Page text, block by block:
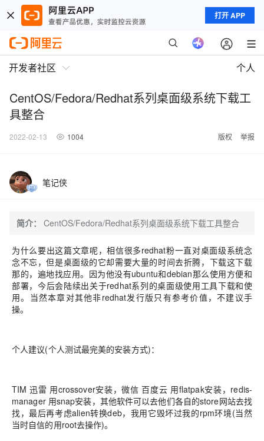
打开 APP
开发者社区 个人
CentOS/Fedora/Redhat系列桌面级系统下载工
具整合
2022-02-13 1004 版权 举报
笔记侠
简介： CentOS/Fedora/Redhat系列桌面级系统下载工具整合
为什么要出这篇文章呢，相信很多redhat粉一直对桌面级系统念
念不忘，但是桌面级的它却需要大量的时间去折腾，下载这下载
那的，遍地找应用。因为他没有ubuntu和debian那么使用方便和
部署，今后会陆续出关于redhat系列的桌面级使用工具下载和使
用。当然本章对其他非redhat发行版只有参考价值，不建议手
操。
个人建议(个人测试最完美的安装方式)：
TIM 迅雷 用crossover安装，微信 百度云 用flatpak安装，redis-
manager 用snap安装，其他软件可以去他们各自的store网站去找
找，最后再考虑alien转换deb，我用它毁坏过我的rpm环境(当然
当时自信的用root去操作)。